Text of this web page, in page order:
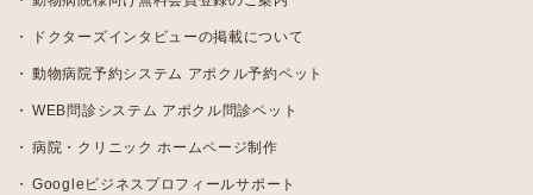
ドクターズインタビューの掲載について
動物病院予約システム アポクル予約ペット
WEB問診システム アポクル問診ペット
病院・クリニック ホームページ制作
Googleビジネスプロフィールサポート